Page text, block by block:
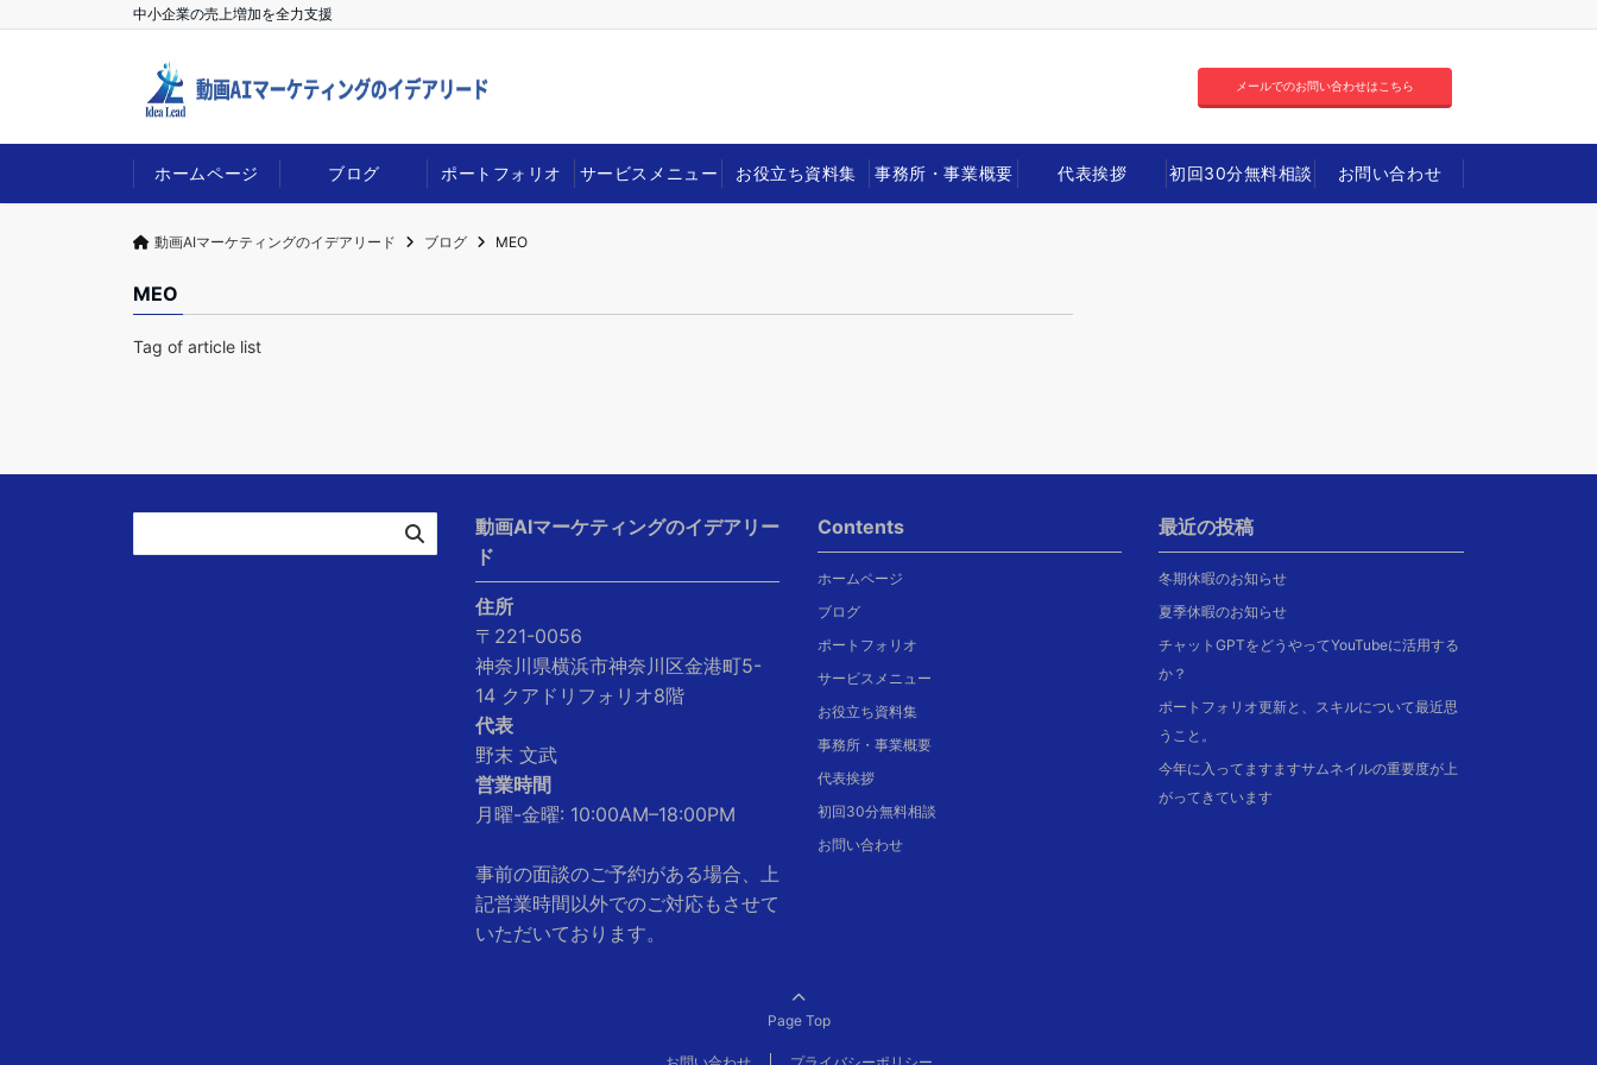
中小企業の売上増加を全力支援
メールでのお問い合わせはこちら
ホームページ ブログ ポートフォリオ サービスメニュー お役立ち資料集 事務所・事業概要 代表挨拶 初回30分無料相談 お問い合わせ
動画AIマーケティングのイデアリード ブログ MEO
MEO
Tag of article list
動画AIマーケティングのイデアリー
ド
住所
〒221-0056
神奈川県横浜市神奈川区金港町5-
14 クアドリフォリオ8階
代表
野末 文武
営業時間
月曜-金曜: 10:00AM–18:00PM
事前の面談のご予約がある場合、上
記営業時間以外でのご対応もさせて
いただいております。
Contents
ホームページ
ブログ
ポートフォリオ
サービスメニュー
お役立ち資料集
事務所・事業概要
代表挨拶
初回30分無料相談
お問い合わせ
最近の投稿
冬期休暇のお知らせ
夏季休暇のお知らせ
チャットGPTをどうやってYouTubeに活用する
か？
ポートフォリオ更新と、スキルについて最近思
うこと。
今年に入ってますますサムネイルの重要度が上
がってきています
Page Top